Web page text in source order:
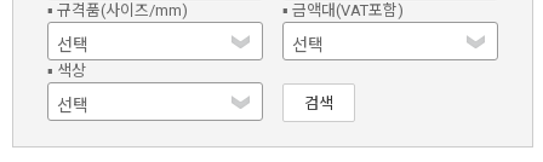
▪ 규격품(사이즈/mm) ▪ 금액대(VAT포함)
▪ 색상
검색